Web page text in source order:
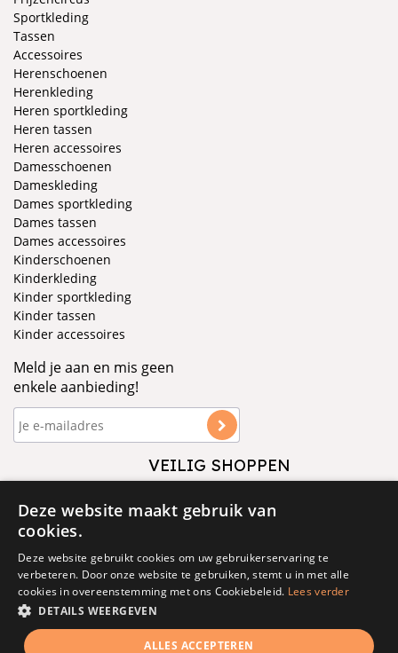
Sportkleding
Tassen
Accessoires
Herenschoenen
Herenkleding
Heren sportkleding
Heren tassen
Heren accessoires
Damesschoenen
Dameskleding
Dames sportkleding
Dames tassen
Dames accessoires
Kinderschoenen
Kinderkleding
Kinder sportkleding
Kinder tassen
Kinder accessoires
Meld je aan en mis geen
enkele aanbieding!
VEILIG SHOPPEN
Deze website maakt gebruik van
cookies.
Deze website gebruikt cookies om uw gebruikerservaring te
verbeteren. Door onze website te gebruiken, stemt u in met alle
cookies in overeenstemming met ons Cookiebeleid. Lees verder
DETAILS WEERGEVEN
ALLES ACCEPTEREN